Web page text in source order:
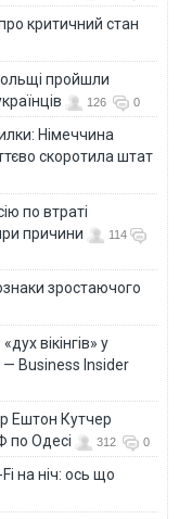
критичний стан
пройшли
126 0
Німеччина
скоротила штат
по втраті
причини
114
зростаючого
вікінгів» у
— Business Insider
Ештон Кутчер
по Одесі
312 0
на ніч: ось що